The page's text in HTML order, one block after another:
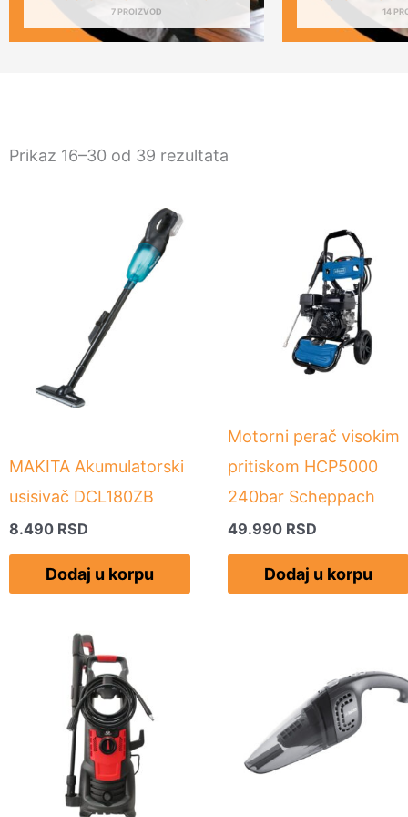
7 PROIZVOD 14
Prikaz 16–30 od 39 rezultata
MAKITA Akumulatorski
usisivač DCL180ZB
8.490 RSD
Dodaj u korpu
Motorni perač visokim
pritiskom HCP5000
240bar Scheppach
49.990 RSD
Dodaj u korpu